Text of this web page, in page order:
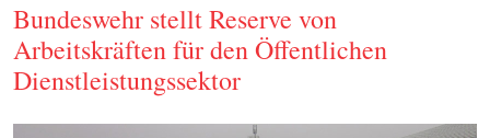
Bundeswehr stellt Reserve von
Arbeitskräften für den Öffentlichen
Dienstleistungssektor